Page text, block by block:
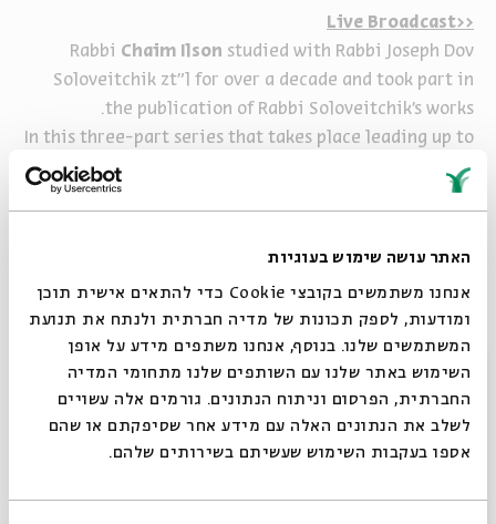
האתר עושה שימוש בעוגיות
אנחנו משתמשים בקובצי Cookie כדי להתאים אישית תוכן
ומודעות, לספק תכונות של מדיה חברתית ולנתח את תנועת
המשתמשים שלנו. בנוסף, אנחנו משתפים מידע על אופן
השימוש באתר שלנו עם השותפים שלנו מתחומי המדיה
החברתית, הפרסום וניתוח הנתונים. גורמים אלה עשויים
לשלב את הנתונים האלה עם מידע אחר שסיפקתם או שהם
אספו בעקבות השימוש שעשיתם בשירותים שלהם.
<<Live Broadcast
Rabbi Chaim Ilson studied with Rabbi Joseph Dov
Soloveitchik zt"l for over a decade and took part in
the publication of Rabbi Soloveitchik's works.
In this three-part series that takes place leading up to
the High Holy Days, Rabbi
will focus on prayer,
repentance and connecting with the Divine, His
published works of Rabbi Soloveitchik.
תגיות: סדרות Chaim Ilson
Days
Rosh Hashanah
Yom Kippur
סגור